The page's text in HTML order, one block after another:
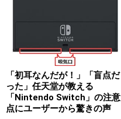
「初耳なんだが！」「盲点だ
った」任天堂が教える
「Nintendo Switch」の注意
点にユーザーから驚きの声